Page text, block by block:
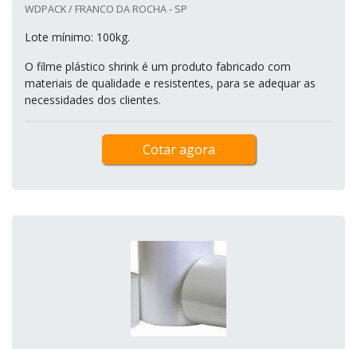
WDPACK / FRANCO DA ROCHA - SP
Lote mínimo: 100kg.
O filme plástico shrink é um produto fabricado com
materiais de qualidade e resistentes, para se adequar as
necessidades dos clientes.
Cotar agora